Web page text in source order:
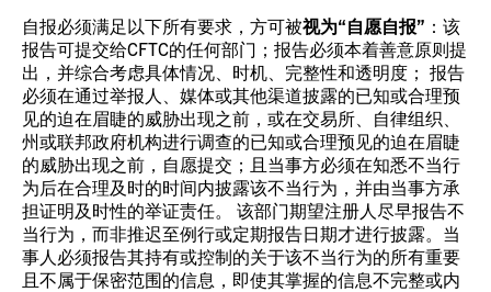
自报必须满足以下所有要求，方可被视为“自愿自报” ：该
报告可提交给CFTC的任何部门；报告必须本着善意原则提
出，并综合考虑具体情况、时机、完整性和透明度； 报告
必须在通过举报人、媒体或其他渠道披露的已知或合理预
见的迫在眉睫的威胁出现之前，或在交易所、自律组织、
州或联邦政府机构进行调查的已知或合理预见的迫在眉睫
的威胁出现之前，自愿提交；且当事方必须在知悉不当行
为后在合理及时的时间内披露该不当行为，并由当事方承
担证明及时性的举证责任。 该部门期望注册人尽早报告不
当行为，而非推迟至例行或定期报告日期才进行披露。当
事人必须报告其持有或控制的关于该不当行为的所有重要
且不属于保密范围的信息，即使其掌握的信息不完整或内